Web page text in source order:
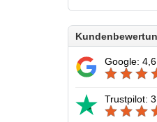
Google: 4,6
Trustpilot: